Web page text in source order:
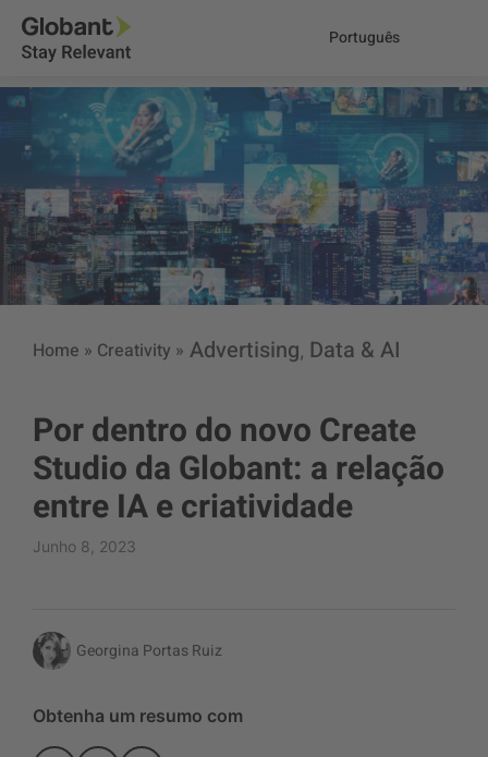
Português
Home » Creativity » Advertising, Data & AI
Por dentro do novo Create
Studio da Globant: a relação
entre IA e criatividade
Junho 8, 2023
Georgina Portas Ruiz
Obtenha um resumo com